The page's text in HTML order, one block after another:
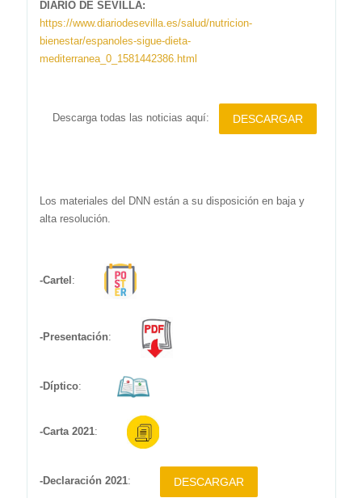
DIARIO DE SEVILLA:
https://www.diariodesevilla.es/salud/nutricion-
bienestar/espanoles-sigue-dieta-
mediterranea_0_1581442386.html
Descarga todas las noticias aquí: DESCARGAR
Los materiales del DNN están a su disposición en baja y
alta resolución.
-Cartel :
-Presentación:
-Díptico:
-Carta 2021:
-Declaración 2021: DESCARGAR